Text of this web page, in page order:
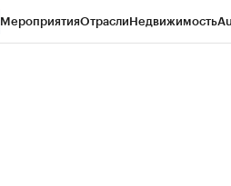
МероприятияОтраслиНедвижимость